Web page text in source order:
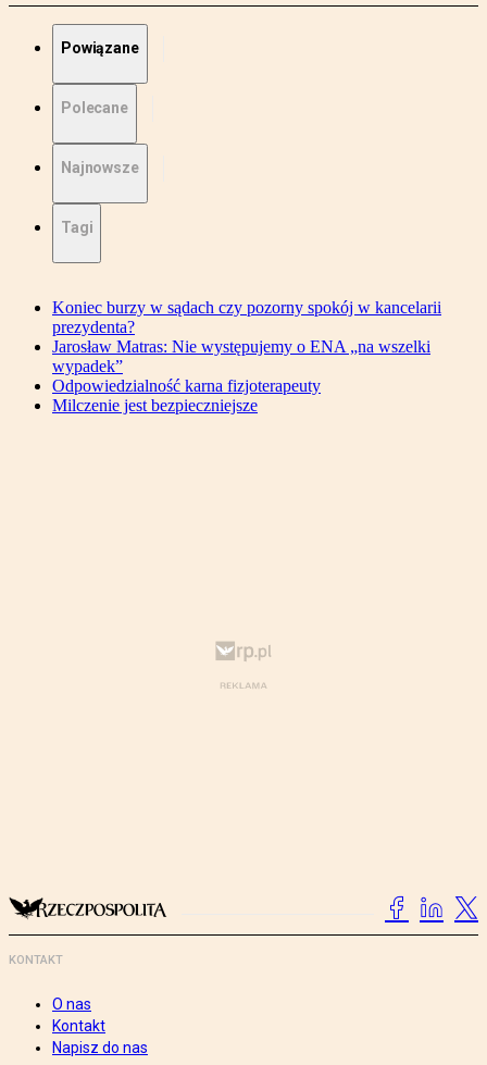
Powiązane
Polecane
Najnowsze
Tagi
Koniec burzy w sądach czy pozorny spokój w kancelarii
prezydenta?
Jarosław Matras: Nie występujemy o ENA „na wszelki
wypadek”
Odpowiedzialność karna fizjoterapeuty
Milczenie jest bezpieczniejsze
KONTAKT
O nas
Kontakt
Napisz do nas